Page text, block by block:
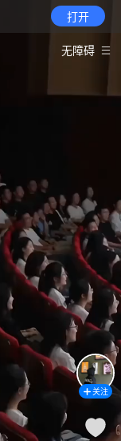
打开
无障碍
关注